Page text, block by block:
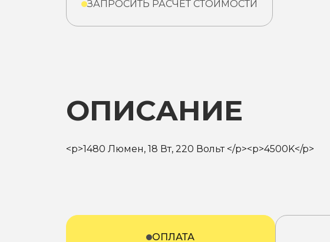
ЗАПРОСИТЬ РАСЧЕТ СТОИМОСТИ
ОПИСАНИЕ
<p>1480 Люмен, 18 Вт, 220 Вольт </p><p>4500K</p>
ОПЛАТА